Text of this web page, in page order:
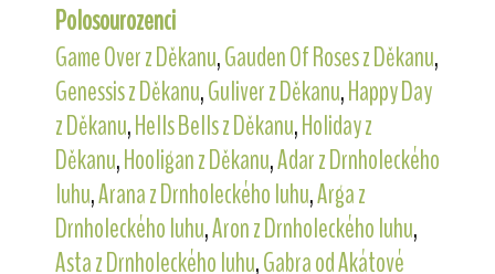
Polosourozenci
Game Over z Děkanu,Gauden Of Roses z Děkanu,
Genessis z Děkanu,Guliver z Děkanu,Happy Day
z Děkanu,Hells Bells z Děkanu,Holiday z
Děkanu,Hooligan z Děkanu,Adar z Drnholeckého
luhu,Arana z Drnholeckého luhu,Arga z
Drnholeckého luhu,Aron z Drnholeckého luhu,
Asta z Drnholeckého luhu,Gabra od Akátové